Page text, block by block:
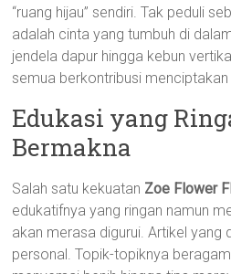
“ruang hijau” sendiri. Tak peduli
adalah cinta yang tumbuh di
jendela dapur hingga kebun
semua berkontribusi menciptakan
Edukasi yang
Bermakna
Salah satu kekuatan Zoe Flower
edukatifnya yang ringan namun
akan merasa digurui. Artikel yang
personal. Topik-topiknya